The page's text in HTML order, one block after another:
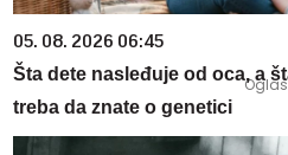
05. 08. 2026 06:45
Šta dete nasleđuje od oca, a
treba da znate o genetici